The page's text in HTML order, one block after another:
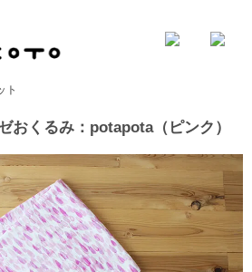
ト
おくるみ：potapota（ピンク）